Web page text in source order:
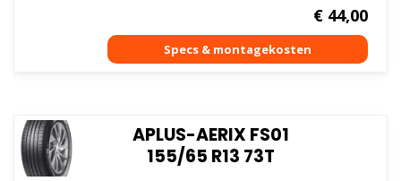
€44,00
APLUS-AERIX FS01
155/65 R13 73T